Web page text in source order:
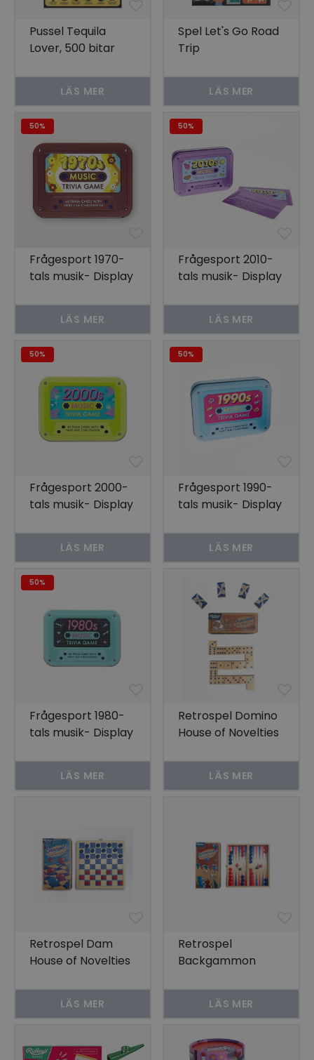
Pussel Tequila
Lover, 500 bitar
LÄS MER
Spel Let's Go Road
Trip
LÄS MER
50%
Frågesport 1970-
tals musik- Display
LÄS MER
50%
Frågesport 2010-
tals musik- Display
LÄS MER
50%
Frågesport 2000-
tals musik- Display
LÄS MER
50%
Frågesport 1990-
tals musik- Display
LÄS MER
50%
Frågesport 1980-
tals musik- Display
LÄS MER
Retrospel Domino
House of Novelties
LÄS MER
Retrospel Dam
House of Novelties
LÄS MER
Retrospel
Backgammon
LÄS MER